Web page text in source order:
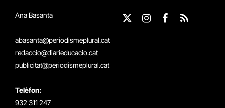
Ana Basanta
abasanta@periodismeplural.cat
redaccio@diarieducacio.cat
publicitat@periodismeplural.cat
Telèfon:
932 311 247
X
Instagram
Facebook
RSS